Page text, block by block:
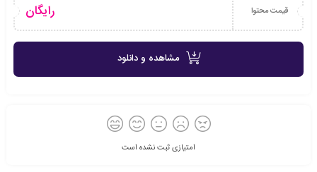
قیمت محتوا رایگان
مشاهده و دانلود
امتیازی ثبت نشده است